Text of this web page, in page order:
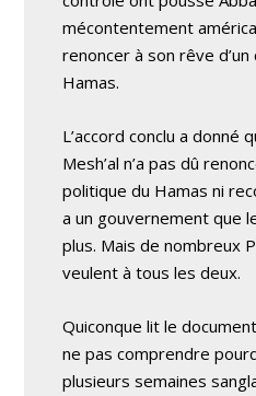
mécontentement
renoncer à son rêve
Hamas.
L’accord conclu a donné
Mesh’al n’a pas dû
politique du Hamas ni
a un gouvernement que
plus. Mais de nombreux
veulent à tous les deux.
Quiconque lit le
ne pas comprendre
plusieurs semaines